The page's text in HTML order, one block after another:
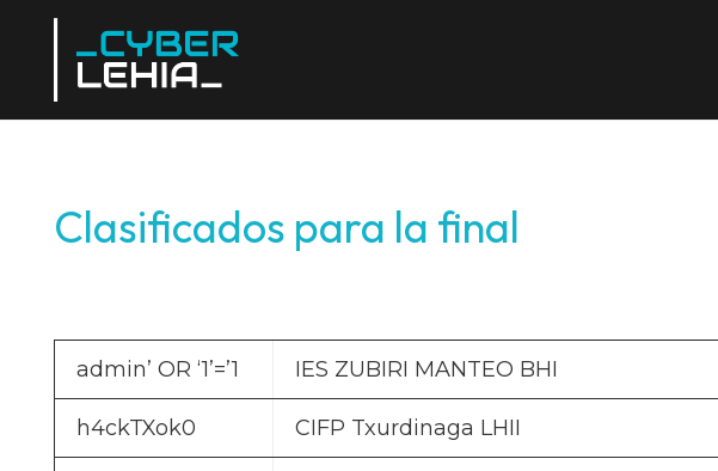
Clasificados para la final
admin’ OR ‘1’=’1 IES ZUBIRI MANTEO BHI
h4ckTXok0 CIFP Txurdinaga LHII